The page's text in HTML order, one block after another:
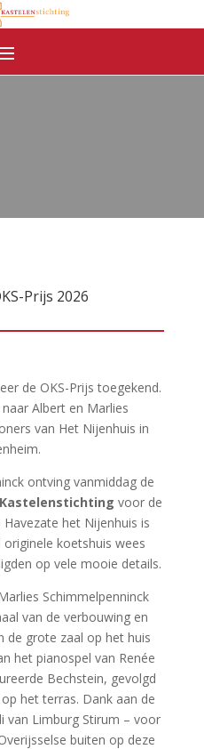
Prijs 2026
de OKS-Prijs toegekend.
Albert en Marlies
van Het Nijenhuis in
ontving vanmiddag de
voor de
het Nijenhuis is
koetshuis wees
op vele mooie details.
Schimmelpenninck
van de verbouwing en
de grote zaal op het huis
het pianospel van Renée
Bechstein, gevolgd
het terras. Dank aan de
van Limburg Stirum – voor
buiten op deze